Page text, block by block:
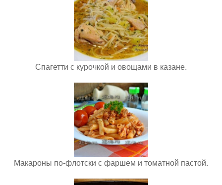
Спагетти с курочкой и овощами в казане.
Макароны по-флотски с фаршем и томатной пастой.